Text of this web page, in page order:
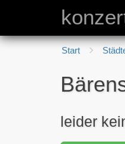
Start
leider